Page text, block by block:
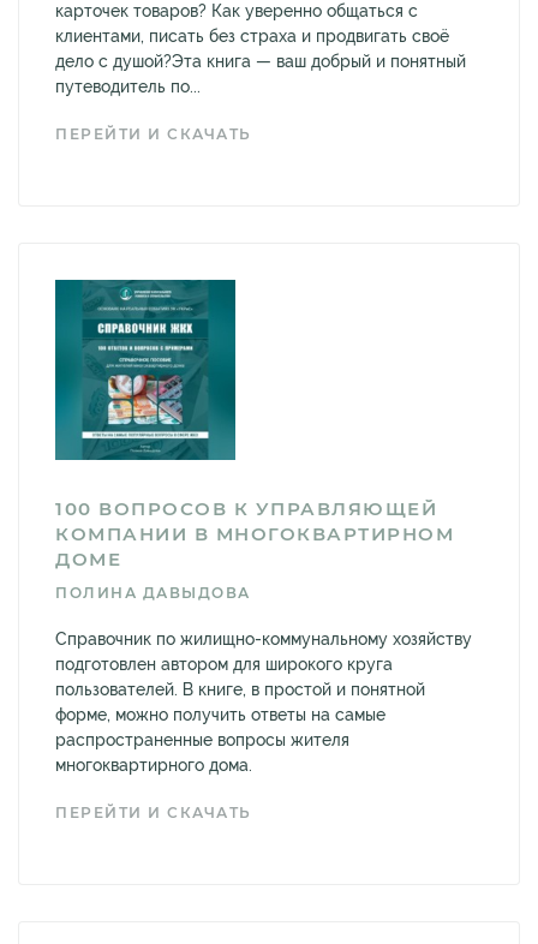
карточек товаров? Как уверенно общаться с
клиентами, писать без страха и продвигать своё
дело с душой?Эта книга — ваш добрый и понятный
путеводитель по...
ПЕРЕЙТИ И СКАЧАТЬ
100 ВОПРОСОВ К УПРАВЛЯЮЩЕЙ
КОМПАНИИ В МНОГОКВАРТИРНОМ
ДОМЕ
ПОЛИНА ДАВЫДОВА
Справочник по жилищно-коммунальному хозяйству
подготовлен автором для широкого круга
пользователей. В книге, в простой и понятной
форме, можно получить ответы на самые
распространенные вопросы жителя
многоквартирного дома.
ПЕРЕЙТИ И СКАЧАТЬ